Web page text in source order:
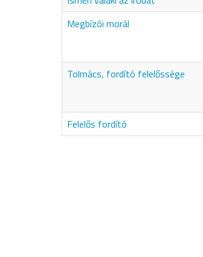
Megbízói morál
Tolmács, fordító felelőssége
Felelős fordító